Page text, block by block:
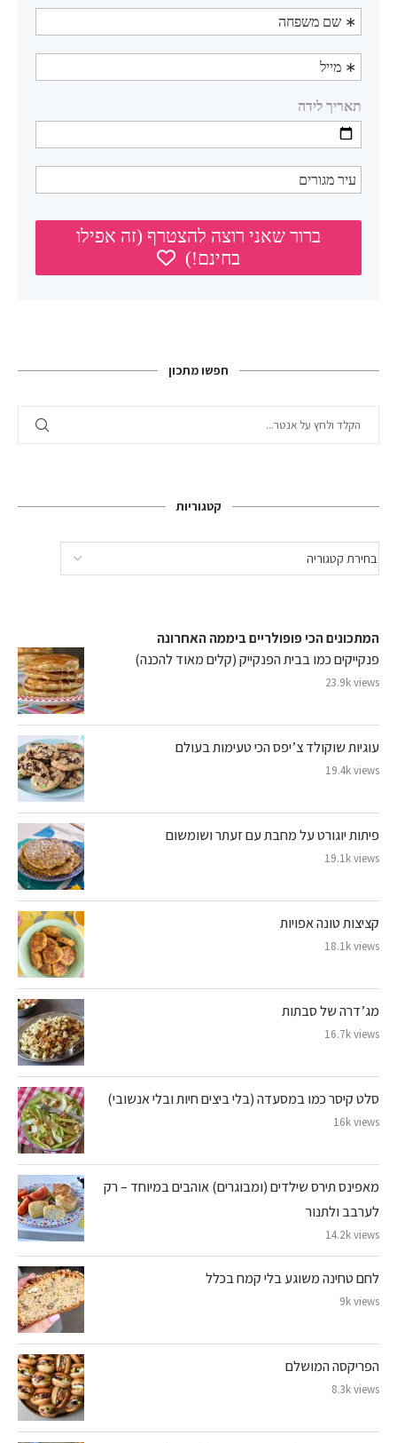
חפשו מתכון
קטגוריות
המתכונים הכי פופולריים ביממה האחרונה
פנקייקים כמו בבית הפנקייק (קלים מאוד להכנה)
23.9k views
עוגיות שוקולד צ’יפס הכי טעימות בעולם
19.4k views
פיתות יוגורט על מחבת עם זעתר ושומשום
19.1k views
קציצות טונה אפויות
18.1k views
מג’דרה של סבתות
16.7k views
סלט קיסר כמו במסעדה (בלי ביצים חיות ובלי אנשובי)
16k views
מאפינס תירס שילדים (ומבוגרים) אוהבים במיוחד – רק
לערבב ולתנור
14.2k views
לחם טחינה משוגע בלי קמח בכלל
9k views
הפריקסה המושלם
8.3k views